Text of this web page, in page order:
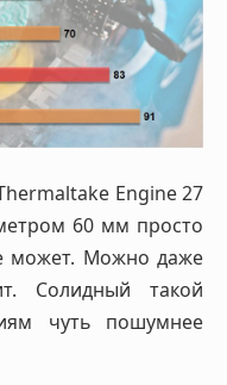
Engine 27
60 мм просто
может. Можно даже
Солидный такой
чуть пошумнее